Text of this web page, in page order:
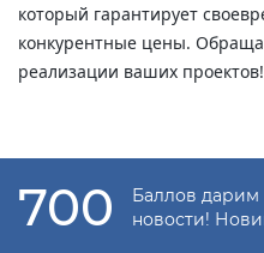
который гарантирует
конкурентные цены.
реализации ваших проектов!
700
Баллов дарим
новости!